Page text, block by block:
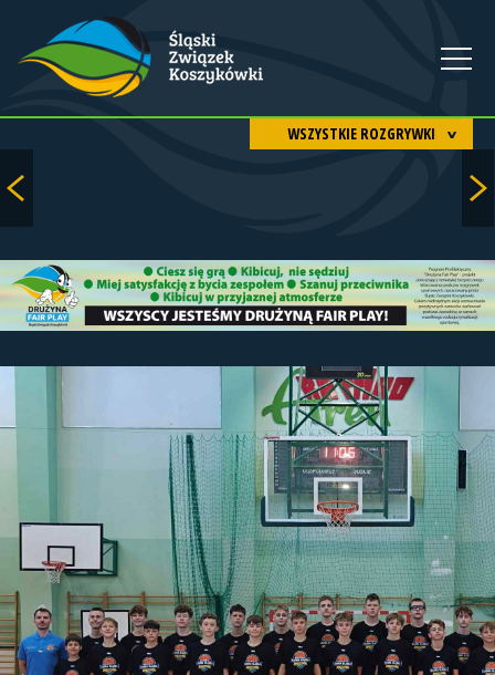
WSZYSTKIE ROZGRYWKI